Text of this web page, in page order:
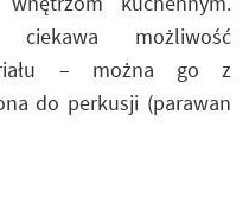
możliwość
– można go z
do perkusji (parawan